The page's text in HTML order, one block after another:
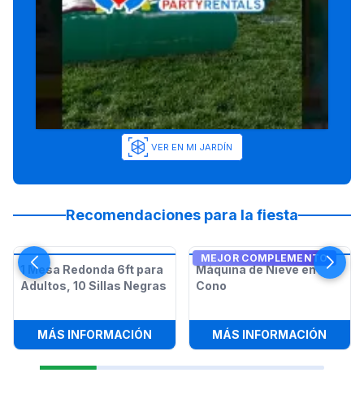
VER EN MI JARDÍN
Recomendaciones para la fiesta
1 Mesa Redonda 6ft para
Adultos, 10 Sillas Negras
MÁS INFORMACIÓN: 1 MESA REDONDA 6FT PARA
MEJOR COMPLEMENTO
Máquina de Nieve en
Cono
MÁS INFORMACIÓN